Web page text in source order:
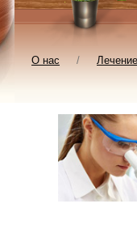
О нас / Лечение